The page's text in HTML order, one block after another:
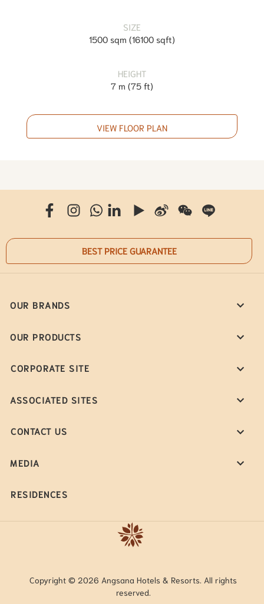
SIZE
1500 sqm (16100 sqft)
HEIGHT
7 m (75 ft)
VIEW FLOOR PLAN
BEST PRICE GUARANTEE
OUR BRANDS
OUR PRODUCTS
CORPORATE SITE
ASSOCIATED SITES
CONTACT US
MEDIA
RESIDENCES
Copyright © 2026 Angsana Hotels & Resorts. All rights
reserved.